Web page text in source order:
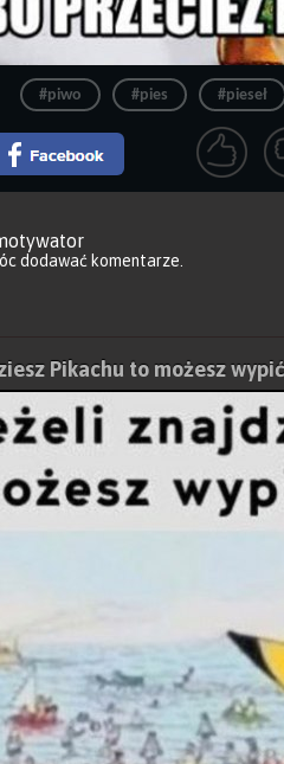
#piwo #pies #pieseł
dodawać komentarze.
Pikachu to możesz